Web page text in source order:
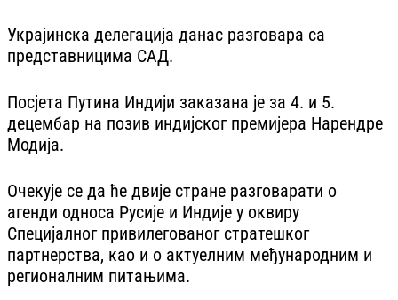
Украјинска делегација данас разговара са
представницима САД.
Посјета Путина Индији заказана је за 4. и 5.
децембар на позив индијског премијера Нарендре
Модија.
Очекује се да ће двије стране разговарати о
агенди односа Русије и Индије у оквиру
Специјалног привилегованог стратешког
партнерства, као и о актуелним међународним и
регионалним питањима.